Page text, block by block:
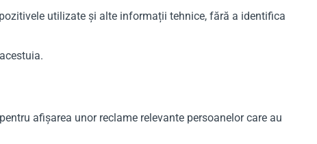
utilizate și alte informații tehnice, fără a identifica
afișarea unor reclame relevante persoanelor care au